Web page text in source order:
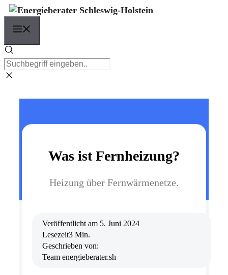
Zum
Inhalt
springen
Was ist Fernheizung?
Heizung über Fernwärmenetze.
Veröffentlicht am 5. Juni 2024
Lesezeit3 Min.
Geschrieben von:
Team energieberater.sh